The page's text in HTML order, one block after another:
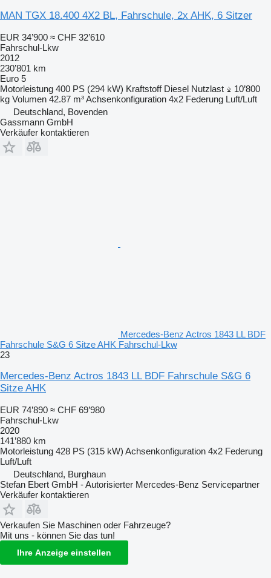
MAN TGX 18.400 4X2 BL, Fahrschule, 2x AHK, 6 Sitzer
EUR 34’900 ≈ CHF 32’610
Fahrschul-Lkw
2012
230’801 km
Euro 5
Motorleistung 400 PS (294 kW) Kraftstoff Diesel Nutzlast
10’800
kg Volumen 42.87 m³Achsenkonfiguration 4x2 Federung Luft/Luft
Deutschland, Bovenden
Gassmann GmbH
Verkäufer kontaktieren
Mercedes-Benz Actros 1843 LL BDF
Fahrschule S&G 6 Sitze AHK Fahrschul-Lkw
23
Mercedes-Benz Actros 1843 LL BDF Fahrschule S&G 6
Sitze AHK
EUR 74’890 ≈ CHF 69’980
Fahrschul-Lkw
2020
141’880 km
Motorleistung 428 PS (315 kW) Achsenkonfiguration 4x2 Federung
Luft/Luft
Deutschland, Burghaun
Stefan Ebert GmbH - Autorisierter Mercedes-Benz Servicepartner
Verkäufer kontaktieren
Verkaufen Sie Maschinen oder Fahrzeuge?
Mit uns - können Sie das tun!
Ihre Anzeige einstellen